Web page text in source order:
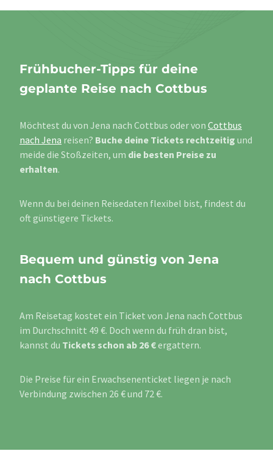
Frühbucher-Tipps für deine
geplante Reise nach Cottbus
Möchtest du von Jena nach Cottbus oder von Cottbus
nach Jena reisen? Buche deine Tickets rechtzeitig und
meide die Stoßzeiten, um die besten Preise zu
erhalten.
Wenn du bei deinen Reisedaten flexibel bist, findest du
oft günstigere Tickets.
Bequem und günstig von Jena
nach Cottbus
Am Reisetag kostet ein Ticket von Jena nach Cottbus
im Durchschnitt 49 €. Doch wenn du früh dran bist,
kannst du Tickets schon ab 26 €ergattern.
Die Preise für ein Erwachsenenticket liegen je nach
Verbindung zwischen 26 € und 72 €.